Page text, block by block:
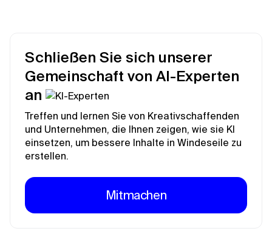
Schließen Sie sich unserer
Gemeinschaft von AI-Experten
an
Treffen und lernen Sie von Kreativschaffenden
und Unternehmen, die Ihnen zeigen, wie sie KI
einsetzen, um bessere Inhalte in Windeseile zu
erstellen.
Mitmachen